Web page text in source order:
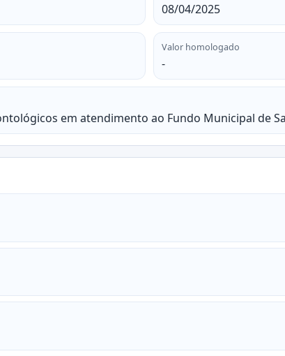
08/04/2025
Valor homologado
-
em atendimento ao Fundo Municipal de